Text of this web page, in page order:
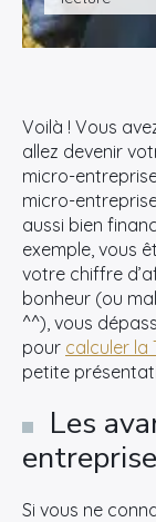
Voilà ! Vous
allez devenir
micro-
micro-
aussi bien
exemple, vous
votre chiffre
bonheur (ou
^^), vous
pour calculer la
petite
Les
entreprise
Si vous ne